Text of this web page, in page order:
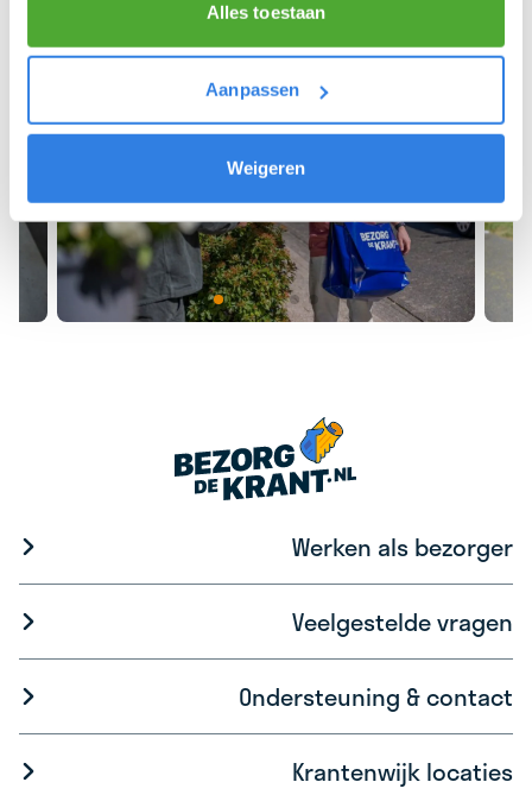
Alles toestaan
Aanpassen
Weigeren
Werken als bezorger
Veelgestelde vragen
Ondersteuning & contact
Krantenwijk locaties